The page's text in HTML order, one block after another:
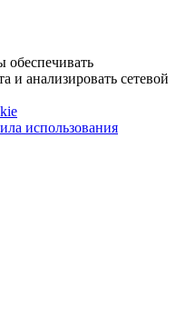
и анализировать сетевой
использования